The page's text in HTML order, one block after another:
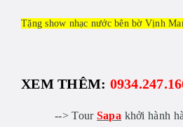
Tặng show nhạc nước bên bờ Vịnh
XEM THÊM:
--> Tour Sapa khởi hành